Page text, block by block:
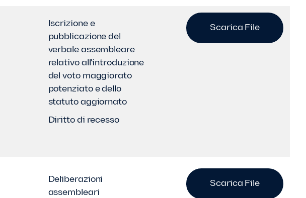
Iscrizione e
pubblicazione del
verbale assembleare
relativo all'introduzione
del voto maggiorato
potenziato e dello
statuto aggiornato
Diritto di recesso
Scarica File
Deliberazioni
assembleari
Scarica File